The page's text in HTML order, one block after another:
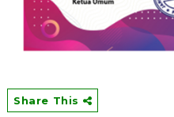
Share This